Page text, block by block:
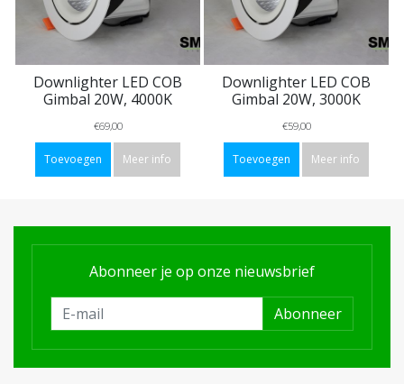
Downlighter LED COB
Gimbal 20W, 4000K
€69,00
Toevoegen Meer info
Downlighter LED COB
Gimbal 20W, 3000K
€59,00
Toevoegen Meer info
Abonneer je op onze nieuwsbrief
Abonneer